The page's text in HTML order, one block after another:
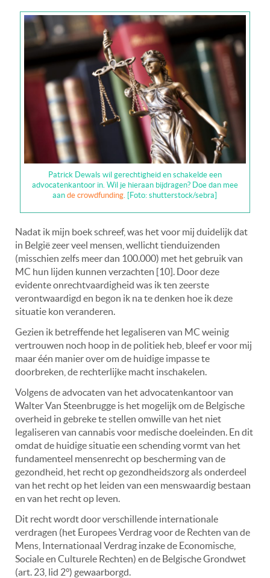
Patrick Dewals wil gerechtigheid en schakelde een
advocatenkantoor in. Wil je hieraan bijdragen? Doe dan mee
aande crowdfunding . [Foto: shutterstock/sebra]
Nadat ik mijn boek schreef, was het voor mij duidelijk dat
in België zeer veel mensen, wellicht tienduizenden
(misschien zelfs meer dan 100.000) met het gebruik van
MC hun lijden kunnen verzachten [10]. Door deze
evidente onrechtvaardigheid was ik ten zeerste
verontwaardigd en begon ik na te denken hoe ik deze
situatie kon veranderen.
Gezien ik betreffende het legaliseren van MC weinig
vertrouwen noch hoop in de politiek heb, bleef er voor mij
maar één manier over om de huidige impasse te
doorbreken, de rechterlijke macht inschakelen.
Volgens de advocaten van het advocatenkantoor van
Walter Van Steenbrugge is het mogelijk om de Belgische
overheid in gebreke te stellen omwille van het niet
legaliseren van cannabis voor medische doeleinden. En dit
omdat de huidige situatie een schending vormt van het
fundamenteel mensenrecht op bescherming van de
gezondheid, het recht op gezondheidszorg als onderdeel
van het recht op het leiden van een menswaardig bestaan
en van het recht op leven.
Dit recht wordt door verschillende internationale
verdragen (het Europees Verdrag voor de Rechten van de
Mens, Internationaal Verdrag inzake de Economische,
Sociale en Culturele Rechten) en de Belgische Grondwet
(art. 23, lid 2°) gewaarborgd.